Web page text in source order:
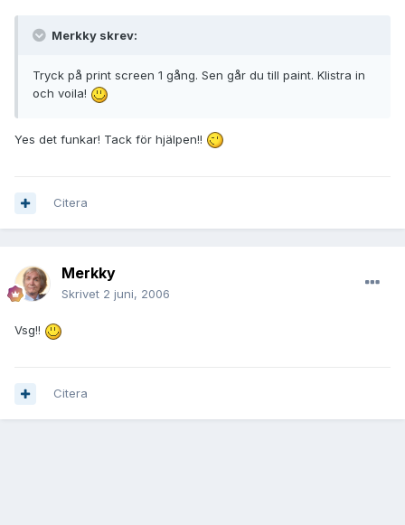
Merkky skrev:
Tryck på print screen 1 gång. Sen går du till paint. Klistra in
och voila!
Yes det funkar! Tack för hjälpen!!
Citera
Merkky
Skrivet 2 juni, 2006
Vsg!!
Citera